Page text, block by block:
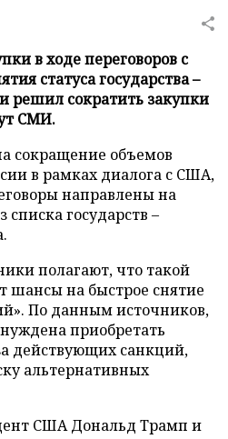
в ходе переговоров с
статуса государства –
решил сократить закупки
СМИ.
сокращение объемов
в рамках диалога с США,
направлены на
государств –
полагают, что такой
шансы на быстрое снятие
По данным источников,
приобретать
действующих санкций,
альтернативных
США Дональд Трамп и